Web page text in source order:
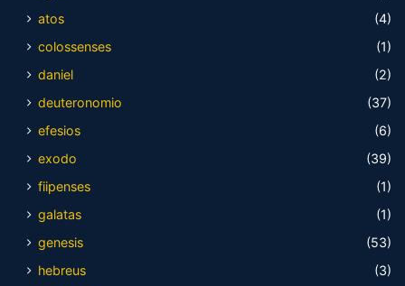
atos
(4)
colossenses
(1)
daniel
(2)
deuteronomio
(37)
efesios
(6)
exodo
(39)
fiipenses
(1)
galatas
(1)
genesis
(53)
hebreus
(3)